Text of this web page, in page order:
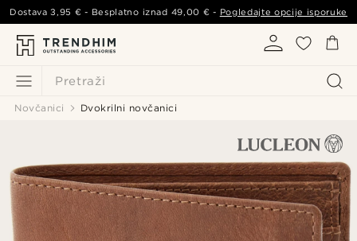
Pretraži
Dostava3,95 € - Besplatno iznad 49,00 € - Pogledajte opcije isporuke
Novčanici Dvokrilni novčanici